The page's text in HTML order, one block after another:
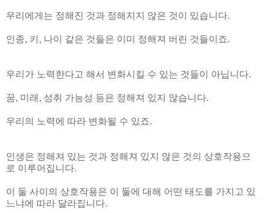
우리에게는 정해진 것과 정해지지 않은 것이 있습니다.
인종, 키, 나이 같은 것들은 이미 정해져 버린 것들이죠.
우리가 노력한다고 해서 변화시킬 수 있는 것들이 아닙니다.
꿈, 미래, 성취 가능성 등은 정해져 있지 않습니다.
우리의 노력에 따라 변화될 수 있죠.
인생은 정해져 있는 것과 정해져 있지 않은 것의 상호작용으
로 이루어집니다.
이 둘 사이의 상호작용은 이 둘에 대해 어떤 태도를 가지고 있
느냐에 따라 달라집니다.